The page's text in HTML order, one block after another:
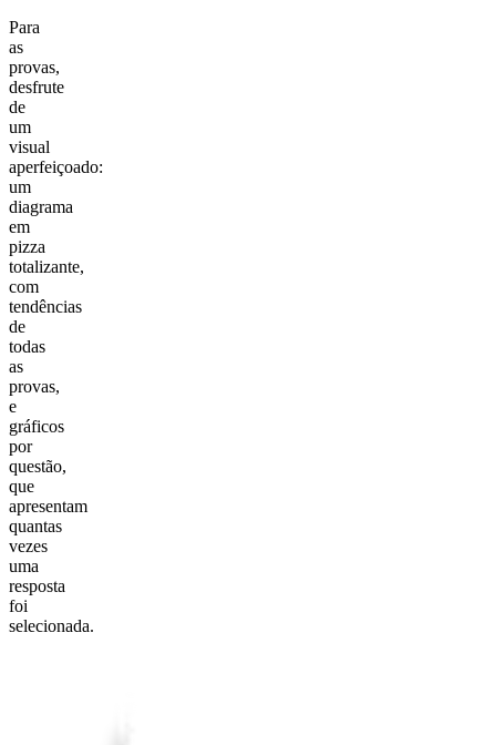
Para
as
provas,
desfrute
de
um
visual
aperfeiçoado:
um
diagrama
em
pizza
totalizante,
com
tendências
de
todas
as
provas,
e
gráficos
por
questão,
que
apresentam
quantas
vezes
uma
resposta
foi
selecionada.